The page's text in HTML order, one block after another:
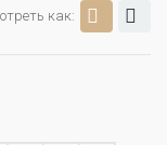
как: